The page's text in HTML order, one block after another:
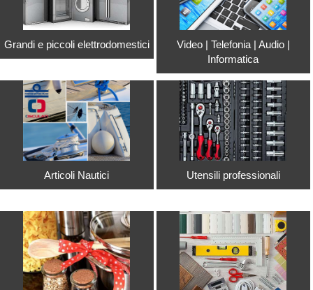
Video | Telefonia | Audio |
Informatica
Grandi e piccoli elettrodomestici
Utensili professionali
Articoli Nautici